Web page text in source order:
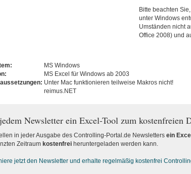
Bitte beachten
unter Windows
Umständen nicht
Office 2008) und
MS Windows
MS Excel für Windows ab 2003
Unter Mac funktionieren teilweise Makros nicht!
reimus.NET
Newsletter ein Excel-Tool zum kostenfreien
in jeder Ausgabe des Controlling-Portal.de Newsletters ein
Zeitraum kostenfreiheruntergeladen werden kann.
jetzt den Newsletter und erhalte regelmäßig kostenfrei